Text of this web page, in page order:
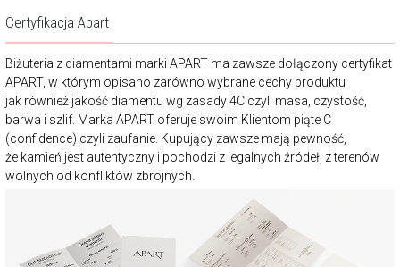
Certyfikacja Apart
Biżuteria z diamentami marki APART ma zawsze dołączony certyfikat
APART, w którym opisano zarówno wybrane cechy produktu
jak również jakość diamentu wg zasady 4C czyli masa, czystość,
barwa i szlif. Marka APART oferuje swoim Klientom piąte C
(confidence) czyli zaufanie. Kupujący zawsze mają pewność,
że kamień jest autentyczny i pochodzi z legalnych źródeł, z terenów
wolnych od konfliktów zbrojnych.